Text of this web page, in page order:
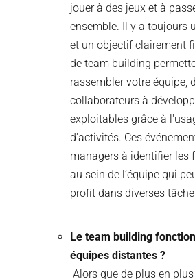
jouer à des jeux et à
ensemble. Il y a toujours
et un objectif clairement
de team building
rassembler votre équipe,
collaborateurs à
exploitables grâce à
d'activités. Ces
managers à identifier les
au sein de l’équipe qui
profit dans diverses
Le team building
équipes distantes ?
Alors que de plus en